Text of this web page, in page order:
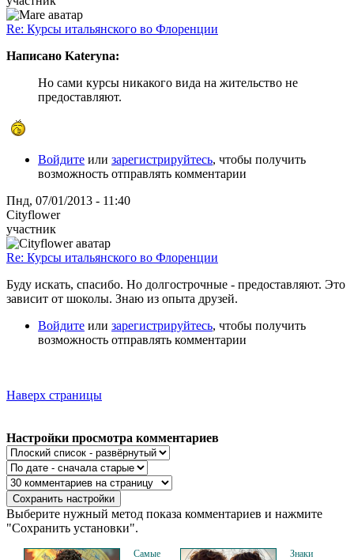
Re: Курсы итальянского во Флоренции
Написано Kateryna:
Но сами курсы никакого вида на жительство не
предоставляют.
Войдите или зарегистрируйтесь, чтобы получить
возможность отправлять комментарии
Пнд, 07/01/2013 - 11:40
Cityflower
участник
Re: Курсы итальянского во Флоренции
Буду искать, спасибо. Но долгострочные - предоставляют. Это
зависит от шоколы. Знаю из опыта друзей.
Войдите или зарегистрируйтесь, чтобы получить
возможность отправлять комментарии
Наверх страницы
Настройки просмотра комментариев
Выберите нужный метод показа комментариев и нажмите
"Сохранить установки".
Самые
Знаки